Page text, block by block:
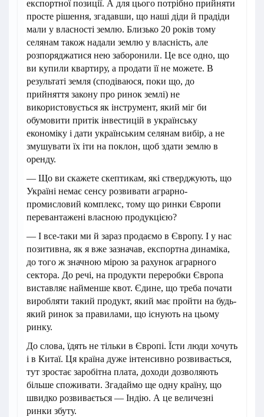
експортної позиції. А для цього потрібно прийняти
просте рішення, згадавши, що наші діди й прадіди
мали у власності землю. Близько 20 років тому
селянам також надали землю у власність, але
розпоряджатися нею заборонили. Це все одно, що
ви купили квартиру, а продати її не можете. В
результаті земля (сподіваюся, поки що, до
прийняття закону про ринок землі) не
використовується як інструмент, який міг би
обумовити притік інвестицій в українську
економіку і дати українським селянам вибір, а не
змушувати їх іти на поклон, щоб здати землю в
оренду.
— Що ви скажете скептикам, які стверджують, що
Україні немає сенсу розвивати аграрно-
промисловий комплекс, тому що ринки Європи
перевантажені власною продукцією?
— І все-таки ми й зараз продаємо в Європу. І у нас
позитивна, як я вже зазначав, експортна динаміка,
до того ж значною мірою за рахунок аграрного
сектора. До речі, на продукти переробки Європа
виставляє найменше квот. Єдине, що треба почати
виробляти такий продукт, який має пройти на будь-
який ринок за правилами, що існують на цьому
ринку.
До слова, їдять не тільки в Європі. Їсти люди хочуть
і в Китаї. Ця країна дуже інтенсивно розвивається,
тут зростає заробітна плата, доходи дозволяють
більше споживати. Згадаймо ще одну країну, що
швидко розвивається — Індію. А це величезні
ринки збуту.